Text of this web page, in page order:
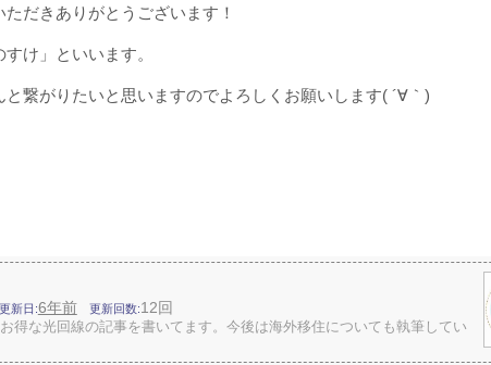
だきありがとうございます！
け」といいます。
繋がりたいと思いますのでよろしくお願いします( ´∀｀)
更新日 6年前 更新回数 12回
得な光回線の記事を書いてます。今後は海外移住についても執筆してい